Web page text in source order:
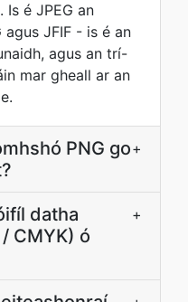
é JPEG an
agus JFIF - is é an
agus an trí-
mar gheall ar an
PNG go+
datha
CMYK) ó
+